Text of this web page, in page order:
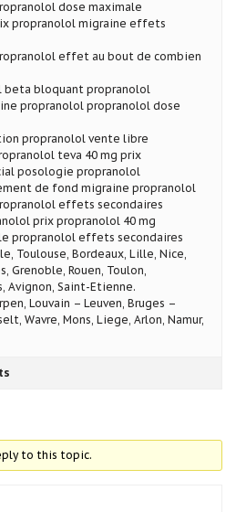
dose maximale
propranolol migraine effets
effet au bout de combien
beta bloquant propranolol
propranolol propranolol dose
propranolol vente libre
teva 40 mg prix
posologie propranolol
de fond migraine propranolol
effets secondaires
prix propranolol 40 mg
propranolol effets secondaires
Toulouse, Bordeaux, Lille, Nice,
Grenoble, Rouen, Toulon,
Avignon, Saint-Etienne.
Louvain – Leuven, Bruges –
Wavre, Mons, Liege, Arlon, Namur,
to this topic.